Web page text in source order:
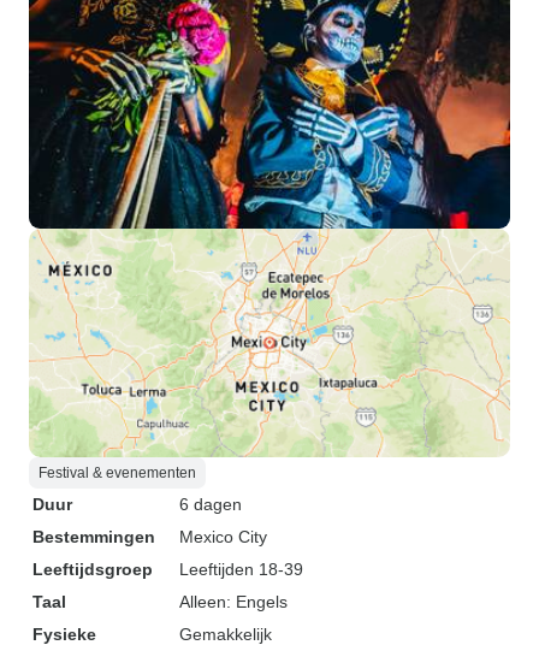
Festival & evenementen
Duur
6 dagen
Bestemmingen
Mexico City
Leeftijdsgroep
Leeftijden 18-39
Taal
Alleen: Engels
Fysieke
Gemakkelijk